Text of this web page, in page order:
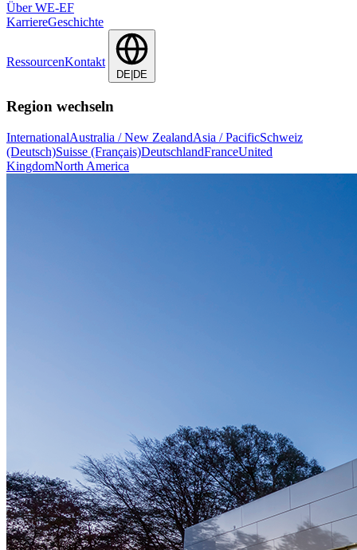
Über WE-EF
KarriereGeschichte
RessourcenKontakt
DE|DE
Region wechseln
InternationalAustralia / New ZealandAsia / PacificSchweiz
(Deutsch)Suisse (Français)DeutschlandFranceUnited
KingdomNorth America